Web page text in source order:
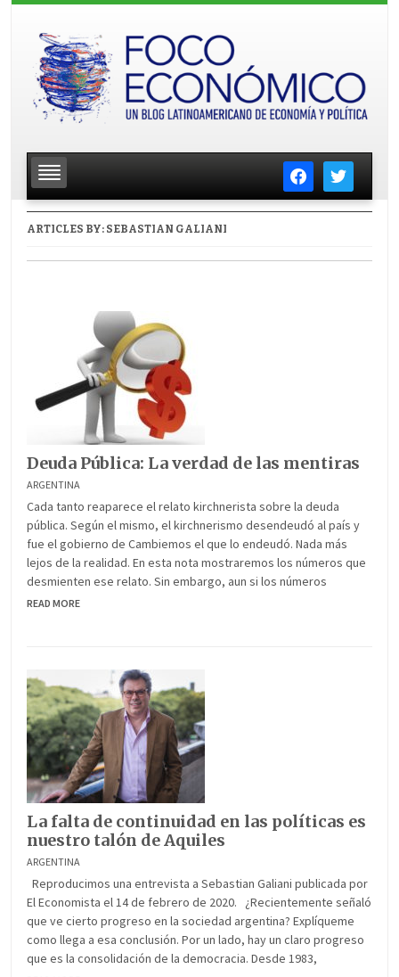
facebooktwitter
ARTICLES BY: SEBASTIAN GALIANI
Deuda Pública: La verdad de las mentiras
ARGENTINA
Cada tanto reaparece el relato kirchnerista sobre la deuda
pública. Según el mismo, el kirchnerismo desendeudó al país y
fue el gobierno de Cambiemos el que lo endeudó. Nada más
lejos de la realidad. En esta nota mostraremos los números que
desmienten ese relato. Sin embargo, aun si los números
READ MORE
La falta de continuidad en las políticas es
nuestro talón de Aquiles
ARGENTINA
Reproducimos una entrevista a Sebastian Galiani publicada por
El Economista el 14 de febrero de 2020. ¿Recientemente señaló
que ve cierto progreso en la sociedad argentina? Explíqueme
como llega a esa conclusión. Por un lado, hay un claro progreso
que es la consolidación de la democracia. Desde 1983,